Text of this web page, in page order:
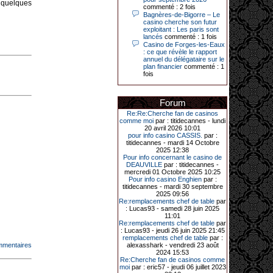
Le plus gros gain gagné depuis plus
de 20 ans dans l’établissement.
31-03-2026|
Série de jackpots au casino JOA de
Gujan-Mestras : ce mois de mars a
été fructueux pour quelques
joueurs. D’abord avec 44 207 euros
une machine à sous pour une mise
initiale de 5,28 €. Puis quelques
jours plus tard, le vendredi 27 mars,
un joueur a décroché 12 086 euros
sur une autre machine à sous.
Enfin, troisième et dernier jackpot,
record cette fois-ci, le samedi 28
mars dernier. Quelque 111 322
euros ont été remportés sur la table
d’Ultimate Texas Hold’em Poker,
grâce à une mise de 5 euros sur la
case bonus et une quinte flush
royale. Ces gains ont été annoncés
dans un communiqué diffusé par le
casino ce lundi 30 mars en soirée.
11-01-2026|
Dimanche 11 janvier, en soirée, une
cliente retraitée de 78 ans, habitant
commenté : 2 fois
Bagnères-de-Bigorre – Le
casino cherche son futur
exploitant : Les paris sont
lancés commenté : 1 fois
Casino de Forges-les-Eaux
: ce que révèle le rapport
annuel du délégataire sur le
plan financier commenté : 1
fois
Forum
Re:Re:Cherche fan de casinos
comme moi par : titidecannes - lundi
20 avril 2026 10:01
pour info casino CASSIS. par :
titidecannes - mardi 14 Octobre
2025 12:38
Pour info concernant le casino de
DEAUVILLE par : titidecannes -
mercredi 01 Octobre 2025 10:25
Pour info casino Enghienpar :
titidecannes - mardi 30 septembre
2025 09:56
Re:remplacements chef de table par
: Lucas93 - samedi 28 juin 2025
11:01
Re:remplacements chef de table par
: Lucas93 - jeudi 26 juin 2025 21:45
remplacements chef de tablepar :
alexasshark - vendredi 23 août
2024 15:53
Re:Cherche fan de casinos comme
moipar : eric57 - jeudi 06 juillet 2023